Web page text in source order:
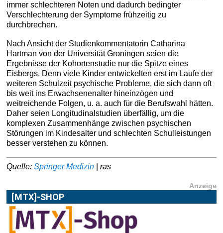
immer schlechteren Noten und dadurch bedingter
Verschlechterung der Symptome frühzeitig zu
durchbrechen.
Nach Ansicht der Studienkommentatorin Catharina
Hartman von der Universität Groningen seien die
Ergebnisse der Kohortenstudie nur die Spitze eines
Eisbergs. Denn viele Kinder entwickelten erst im Laufe der
weiteren Schulzeit psychische Probleme, die sich dann oft
bis weit ins Erwachsenenalter hineinzögen und
weitreichende Folgen, u. a. auch für die Berufswahl hätten.
Daher seien Longitudinalstudien überfällig, um die
komplexen Zusammenhänge zwischen psychischen
Störungen im Kindesalter und schlechten Schulleistungen
besser verstehen zu können.
Quelle:Springer Medizin |ras
Anzeige
[MTX]-SHOP
Im [MTX]-Shop
finden Sie alle Produkte aus unserem
Verlagsprogramm: Bücher, Zeitschriften oder
Schulungsprogramme sowie praktische Accessoires.